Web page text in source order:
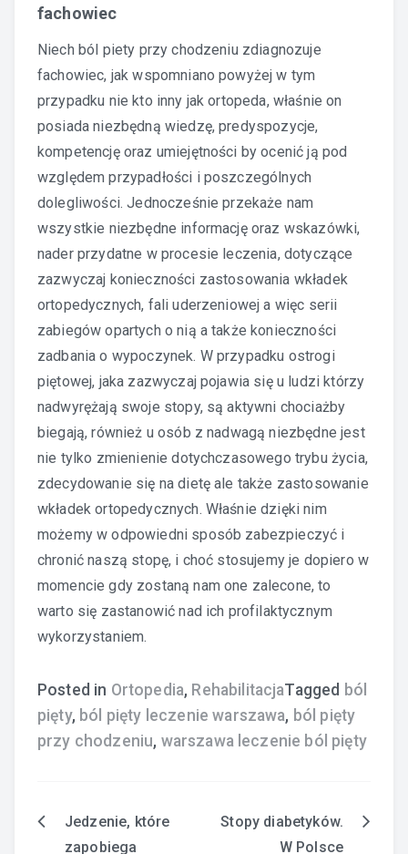
fachowiec
Niech ból piety przy chodzeniu zdiagnozuje
fachowiec, jak wspomniano powyżej w tym
przypadku nie kto inny jak ortopeda, właśnie on
posiada niezbędną wiedzę, predyspozycje,
kompetencję oraz umiejętności by ocenić ją pod
względem przypadłości i poszczególnych
dolegliwości. Jednocześnie przekaże nam
wszystkie niezbędne informację oraz wskazówki,
nader przydatne w procesie leczenia, dotyczące
zazwyczaj konieczności zastosowania wkładek
ortopedycznych, fali uderzeniowej a więc serii
zabiegów opartych o nią a także konieczności
zadbania o wypoczynek. W przypadku ostrogi
piętowej, jaka zazwyczaj pojawia się u ludzi którzy
nadwyrężają swoje stopy, są aktywni chociażby
biegają, również u osób z nadwagą niezbędne jest
nie tylko zmienienie dotychczasowego trybu życia,
zdecydowanie się na dietę ale także zastosowanie
wkładek ortopedycznych. Właśnie dzięki nim
możemy w odpowiedni sposób zabezpieczyć i
chronić naszą stopę, i choć stosujemy je dopiero w
momencie gdy zostaną nam one zalecone, to
warto się zastanowić nad ich profilaktycznym
wykorzystaniem.
Posted in Ortopedia, RehabilitacjaTagged ból
pięty, ból pięty leczenie warszawa, ból pięty
przy chodzeniu, warszawa leczenie ból pięty
Nawigacja
Jedzenie, które
zapobiega
Stopy diabetyków.
W Polsce